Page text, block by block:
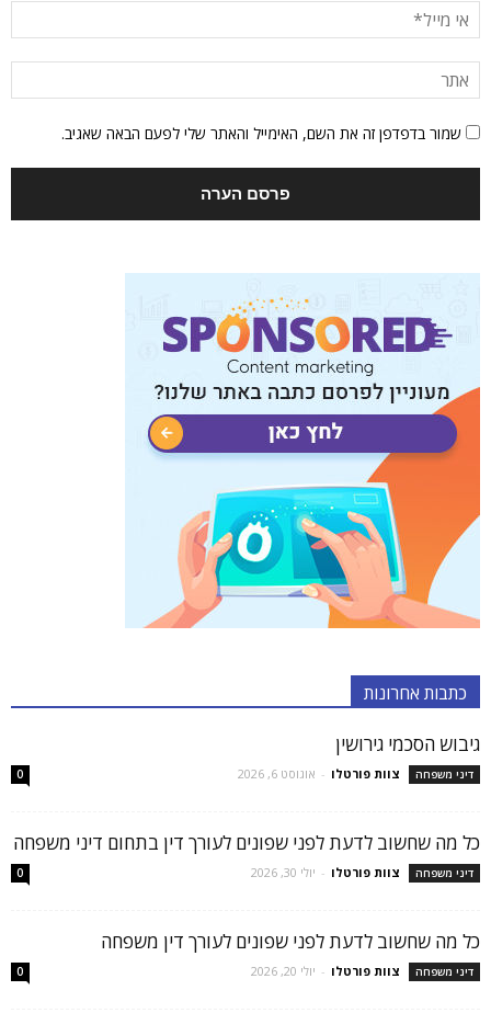
שמור בדפדפן זה את השם, האימייל והאתר שלי לפעם הבאה שאגיב.
כתבות אחרונות
גיבוש הסכמי גירושין
דיני משפחה צוות פורטלו - אוגוסט 6, 2026 0
כל מה שחשוב לדעת לפני שפונים לעורך דין בתחום דיני משפחה
דיני משפחה צוות פורטלו - יולי 30, 2026 0
כל מה שחשוב לדעת לפני שפונים לעורך דין משפחה
דיני משפחה צוות פורטלו - יולי 20, 2026 0